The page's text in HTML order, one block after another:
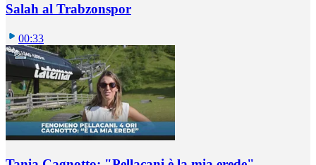
Salah al Trabzonspor
00:33